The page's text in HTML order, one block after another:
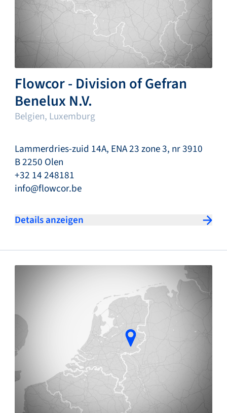
Flowcor - Division of Gefran
Benelux N.V.
Belgien, Luxemburg
Lammerdries-zuid 14A, ENA 23 zone 3, nr 3910
B 2250 Olen
+32 14 248181
info@flowcor.be
Details anzeigen